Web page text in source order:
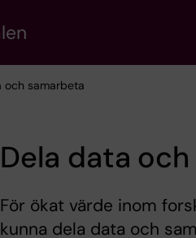
och samarbeta
Dela data
För ökat värde inom
kunna dela data och